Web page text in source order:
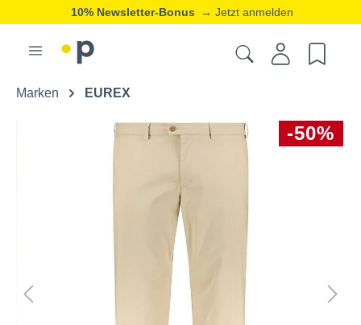
10% Newsletter-Bonus → Jetzt anmelden
Marken EUREX
-50%